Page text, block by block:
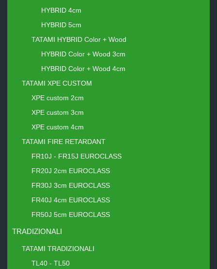
HYBRID 4cm
HYBRID 5cm
TATAMI HYBRID Color + Wood
HYBRID Color + Wood 3cm
HYBRID Color + Wood 4cm
TATAMI XPE CUSTOM
XPE custom 2cm
XPE custom 3cm
XPE custom 4cm
TATAMI FIRE RETARDANT
FR10J - FR15J EUROCLASS
FR20J 2cm EUROCLASS
FR30J 3cm EUROCLASS
FR40J 4cm EUROCLASS
FR50J 5cm EUROCLASS
TRADIZIONALI
TATAMI TRADIZIONALI
TL40 - TL50